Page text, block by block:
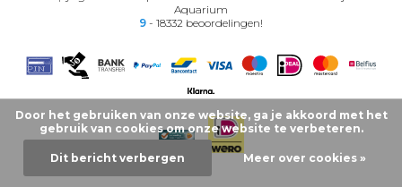
Aquarium
9 - 18332 beoordelingen!
Door het gebruiken van onze website, ga je akkoord met het
gebruik van cookies om onze website te verbeteren.
Dit bericht verbergen Meer over cookies »